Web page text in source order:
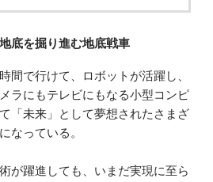
底を掘り進む地底戦車
間で行けて、ロボットが活躍し、
ラにもテレビにもなる小型コンピ
「未来」として夢想されたさまざ
なっている。
が躍進しても、いまだ実現に至ら